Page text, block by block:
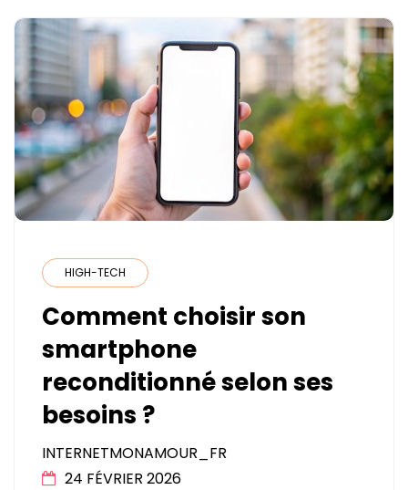
HIGH-TECH
Comment choisir son
smartphone
reconditionné selon ses
besoins ?
INTERNETMONAMOUR_FR
24 FÉVRIER 2026